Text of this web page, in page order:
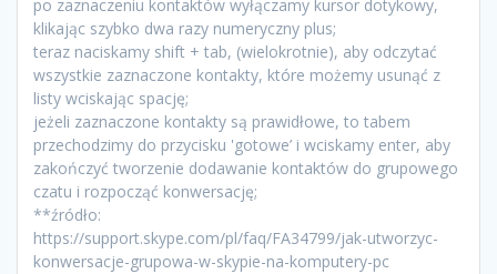
po zaznaczeniu kontaktów wyłączamy kursor dotykowy,
klikając szybko dwa razy numeryczny plus;
teraz naciskamy shift + tab, (wielokrotnie), aby odczytać
wszystkie zaznaczone kontakty, które możemy usunąć z
listy wciskając spację;
jeżeli zaznaczone kontakty są prawidłowe, to tabem
przechodzimy do przycisku 'gotowe’ i wciskamy enter, aby
zakończyć tworzenie dodawanie kontaktów do grupowego
czatu i rozpocząć konwersację;
**źródło:
https://support.skype.com/pl/faq/FA34799/jak-utworzyc-
konwersacje-grupowa-w-skypie-na-komputery-pc